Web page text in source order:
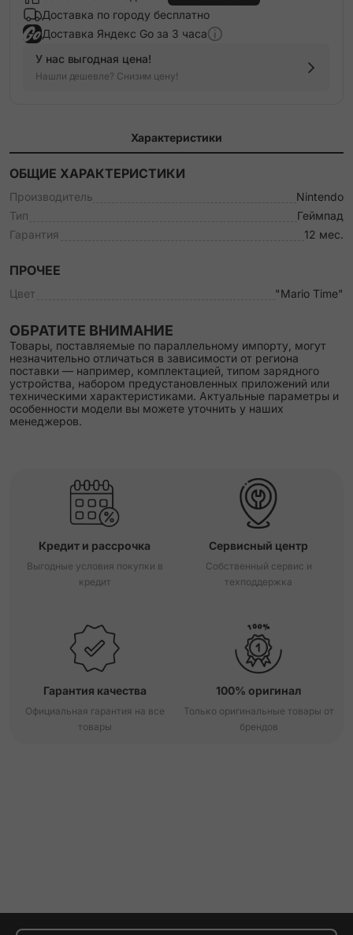
Доставка по городу бесплатно
Доставка Яндекс Go за 3 часа
У нас выгодная цена!
Нашли дешевле? Снизим цену!
Характеристики
ОБЩИЕ ХАРАКТЕРИСТИКИ
Производитель
Nintendo
Тип
Геймпад
Гарантия
12 мес.
ПРОЧЕЕ
Цвет "Mario Time"
ОБРАТИТЕ ВНИМАНИЕ
Товары, поставляемые по параллельному импорту, могут
незначительно отличаться в зависимости от региона
поставки — например, комплектацией, типом зарядного
устройства, набором предустановленных приложений или
техническими характеристиками. Актуальные параметры и
особенности модели вы можете уточнить у наших
менеджеров.
Кредит и рассрочка
Выгодные условия покупки в
кредит
Сервисный центр
Собственный сервис и
техподдержка
Гарантия качества
Официальная гарантия на все
товары
100% оригинал
Только оригинальные товары от
брендов